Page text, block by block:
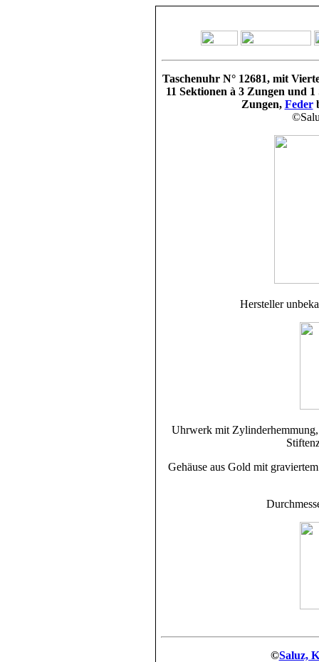
Taschenuhr N° 12681, mit
11 Sektionen à 3 Zungen und
Zungen, Feder
Hersteller
Uhrwerk mit
Gehäuse aus Gold mit
©Saluz,